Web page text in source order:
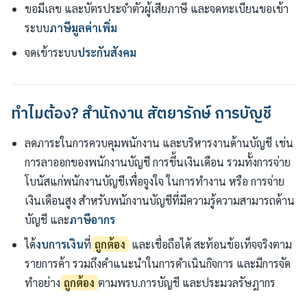
ขอมีเลข และบัตรประจำตัวผู้เสียภาษี และจดทะเบียนขอเข้า
ระบบภาษีมูลค่าเพิ่ม
จดเข้าระบบประกันสังคม
ทำไมต้อง? สำนักงาน สัตยารักษ์ การบัญชี
ลดภาระในการควบคุมพนักงาน และบริหารงานด้านบัญชี เช่น
การลาออกของพนักงานบัญชี การขึ้นเงินเดือน รวมทั้งการจ่าย
โบนัสแก่พนักงานบัญชีเพื่อจูงใจ ในการทำงาน หรือ การจ่าย
เงินเดือนสูง สำหรับพนักงานบัญชีที่มีความรู้ความสามารถด้าน
บัญชี และภาษีอากร
ได้งบการเงินที่ ถูกต้อง และเชื่อถือได้ สะท้อนข้อเท็จจริงตาม
รายการค้า รวมถึงคำแนะนำในการดำเนินกิจการ และมีการจัด
ทำอย่าง ถูกต้อง ตามพรบ.การบัญชี และประมวลรัษฎากร